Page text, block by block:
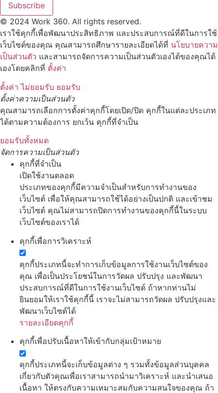
Subscribe
© 2024 Work 360. All rights reserved.
เราใช้คุกกี้เพื่อพัฒนาประสิทธิภาพ และประสบการณ์ที่ดีในการใช้
เว็บไซต์ของคุณ คุณสามารถศึกษารายละเอียดได้ที่ นโยบายความ
เป็นส่วนตัว และสามารถจัดการความเป็นส่วนตัวเองได้ของคุณได้
เองโดยคลิกที่ ตั้งค่า
ตั้งค่า ไม่ยอมรับ ยอมรับ
ตั้งค่าความเป็นส่วนตัว
คุณสามารถเลือกการตั้งค่าคุกกี้โดยเปิด/ปิด คุกกี้ในแต่ละประเภท
ได้ตามความต้องการ ยกเว้น คุกกี้ที่จำเป็น
ยอมรับทั้งหมด
จัดการความเป็นส่วนตัว
คุกกี้ที่จำเป็น
เปิดใช้งานตลอด
ประเภทของคุกกี้มีความจำเป็นสำหรับการทำงานของ
เว็บไซต์ เพื่อให้คุณสามารถใช้ได้อย่างเป็นปกติ และเข้าชม
เว็บไซต์ คุณไม่สามารถปิดการทำงานของคุกกี้นี้ในระบบ
เว็บไซต์ของเราได้
คุกกี้เพื่อการวิเคราะห์
คุกกี้ประเภทนี้จะทำการเก็บข้อมูลการใช้งานเว็บไซต์ของ
คุณ เพื่อเป็นประโยชน์ในการวัดผล ปรับปรุง และพัฒนา
ประสบการณ์ที่ดีในการใช้งานเว็บไซต์ ถ้าหากท่านไม่
ยินยอมให้เราใช้คุกกี้นี้ เราจะไม่สามารถวัดผล ปรับปรุงและ
พัฒนาเว็บไซต์ได้
รายละเอียดคุกกี้
คุกกี้เพื่อปรับเนื้อหาให้เข้ากับกลุ่มเป้าหมาย
คุกกี้ประเภทนี้จะเก็บข้อมูลต่าง ๆ รวมทั้งข้อมูลส่วนบุคคล
เกี่ยวกับตัวคุณเพื่อเราสามารถนำมาวิเคราะห์ และนำเสนอ
เนื้อหา ให้ตรงกับความเหมาะสมกับความสนใจของคุณ ถ้า